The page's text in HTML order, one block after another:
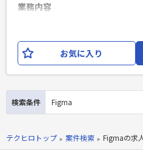
テクヒロトップ 案件検索 Figmaの求
業務内容
修、新機能実装の仕様検討〜
いします。 【主な業務内容】
仕様の検討、提案 ・WF（情報
化、振り返り 【付帯業務】 ・
の新規作成 ・アプリの既存機能
必須スキル
・Webサービスのディレクショ
お気に入り
検索条件 Figma